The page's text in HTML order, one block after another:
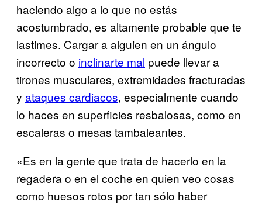
haciendo algo a lo que no estás
acostumbrado, es altamente probable que te
lastimes. Cargar a alguien en un ángulo
incorrecto o inclinarte mal puede llevar a
tirones musculares, extremidades fracturadas
y ataques cardiacos, especialmente cuando
lo haces en superficies resbalosas, como en
escaleras o mesas tambaleantes.
«Es en la gente que trata de hacerlo en la
regadera o en el coche en quien veo cosas
como huesos rotos por tan sólo haber